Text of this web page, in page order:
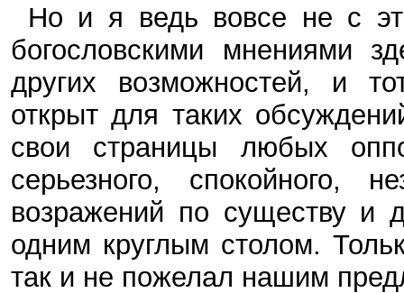
Но и я ведь вовсе не с
богословскими мнениями
других возможностей, и
открыт для таких
свои страницы любых
серьезного, спокойного,
возражений по существу
одним круглым столом.
так и не пожелал нашим